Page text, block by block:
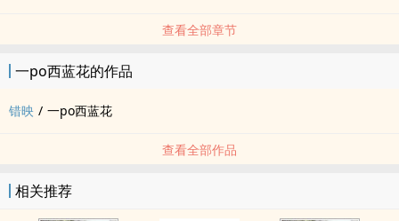
查看全部章节
一po西蓝花的作品
错映 / 一po西蓝花
查看全部作品
相关推荐